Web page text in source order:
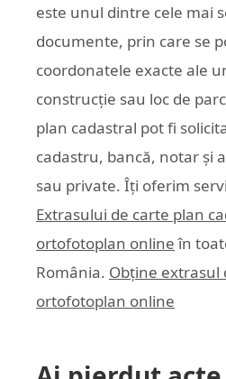
este unul dintre cele mai
documente, prin care se
coordonatele exacte ale
construcție sau loc de
plan cadastral pot fi
cadastru, bancă, notar și
sau private. Îți oferim
Extrasului de carte plan
ortofotoplan online în
România. Obține extrasul
ortofotoplan online